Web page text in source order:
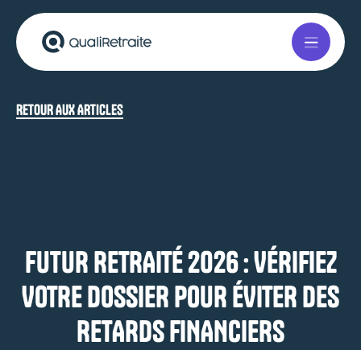
RETOUR AUX ARTICLES
FUTUR RETRAITÉ 2026 : VÉRIFIEZ
VOTRE DOSSIER POUR ÉVITER DES
RETARDS FINANCIERS